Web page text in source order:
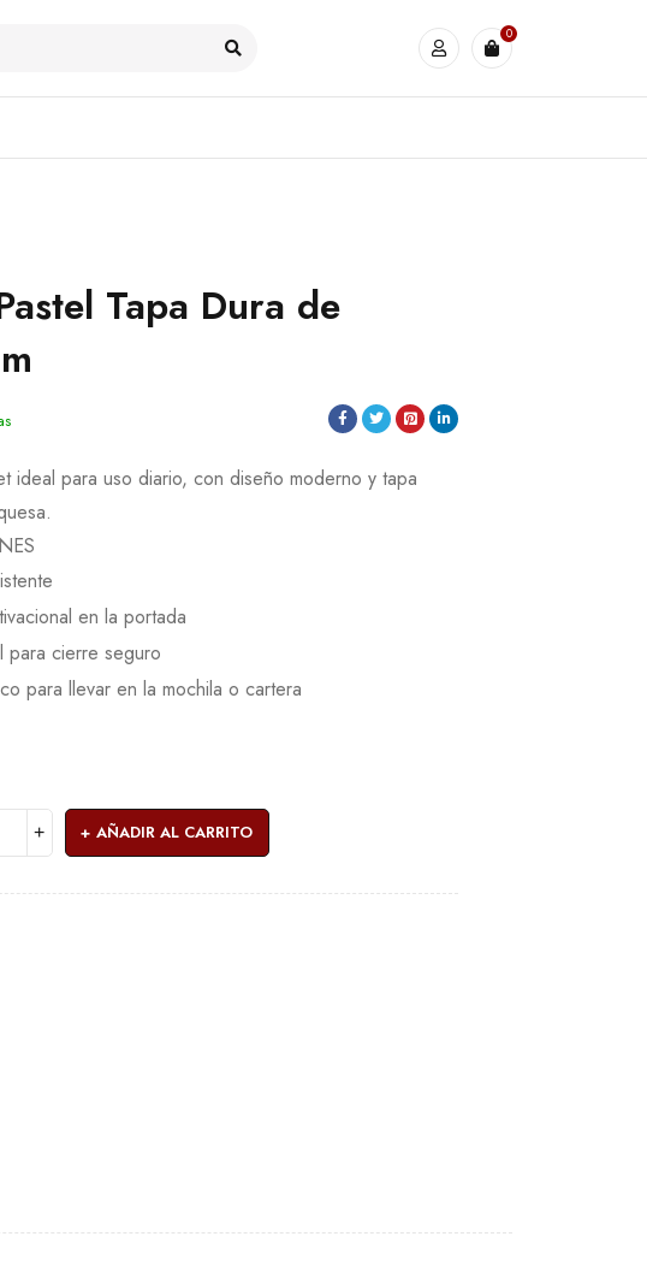
0
Tapa Dura de
ideal para uso diario, con diseño moderno y tapa
en la portada
para cierre seguro
para llevar en la mochila o cartera
AÑADIR AL CARRITO